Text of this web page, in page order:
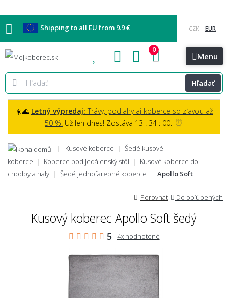
Shipping to all EU from 9.9 €
Blog Kontakt Menu
Hľadať
0
☀️🌊 Letný výpredaj: Trávy, podlahy aj koberce so zľavou až
50 %. Už len dnes! Zostáva 13 : 33 : 59. ⏰
Kusové koberce
Šedé kusové
koberce
Koberce pod jedálenský stôl
Kusové koberce do
chodby a haly
Šedé jednofarebné koberce Apollo Soft
Porovnat Do obľúbených
Kusový koberec Apollo Soft šedý
5 4x hodnotené